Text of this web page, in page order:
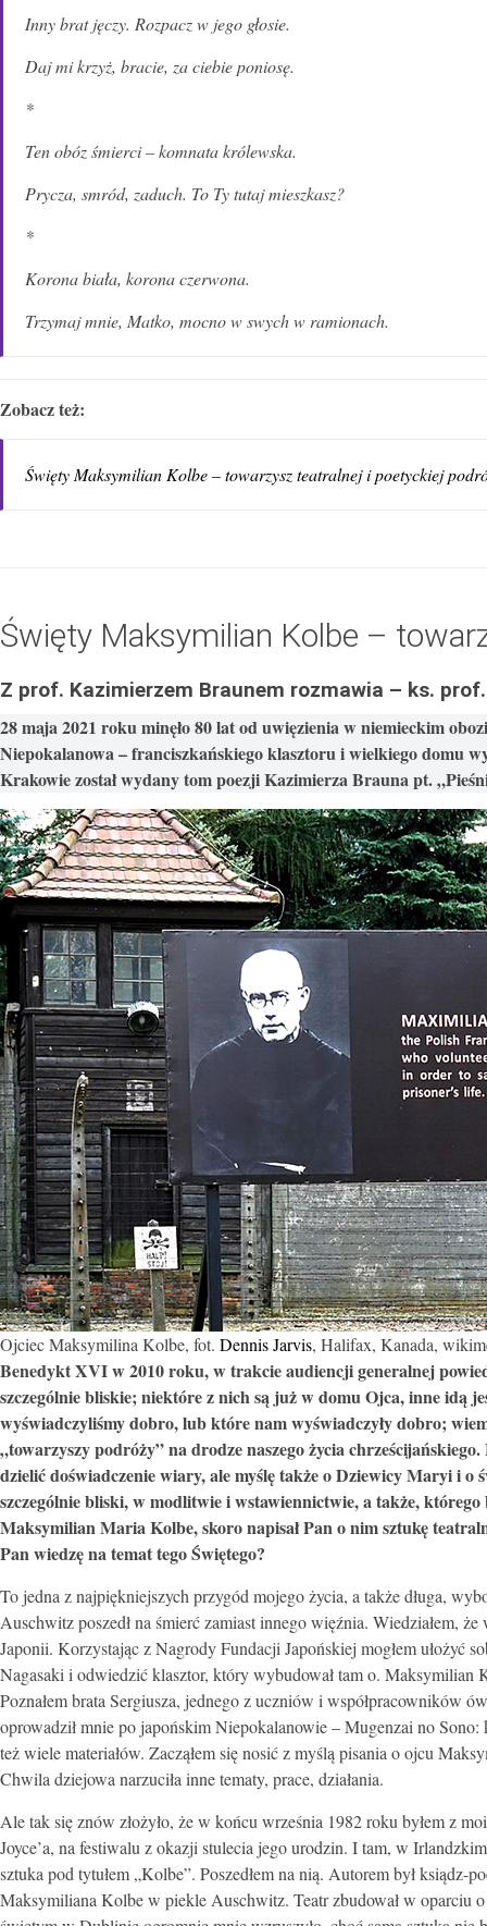
Inny brat jęczy. Rozpacz w jego głosie.
Daj mi krzyż, bracie, za ciebie poniosę.
*
Ten obóz śmierci – komnata królewska.
Prycza, smród, zaduch. To Ty tutaj mieszkasz?
*
Korona biała, korona czerwona.
Trzymaj mnie, Matko, mocno w swych w ramionach.
Zobacz też:
Święty Maksymilian Kolbe – towarzysz teatralnej i poetyckiej
Święty Maksymilian Kolbe –
Z prof. Kazimierzem Braunem rozmawia – ks.
28 maja 2021 roku minęło 80 lat od uwięzienia w niemieckim
Niepokalanowa – franciszkańskiego klasztoru i wielkiego domu
Krakowie został wydany tom poezji Kazimierza Brauna pt.
Ojciec Maksymilina Kolbe, fot. Dennis Jarvis, Halifax, Kanada,
Benedykt XVI w 2010 roku, w trakcie audiencji generalnej
szczególnie bliskie; niektóre z nich są już w domu Ojca, inne idą
wyświadczyliśmy dobro, lub które nam wyświadczyły dobro;
„towarzyszy podróży” na drodze naszego życia
dzielić doświadczenie wiary, ale myślę także o Dziewicy Maryi i
szczególnie bliski, w modlitwie i wstawiennictwie, a także,
Maksymilian Maria Kolbe, skoro napisał Pan o nim sztukę
Pan wiedzę na temat tego Świętego?
To jedna z najpiękniejszych przygód mojego życia, a także długa,
Auschwitz poszedł na śmierć zamiast innego więźnia. Wiedziałem,
Japonii. Korzystając z Nagrody Fundacji Japońskiej mogłem ułożyć
Nagasaki i odwiedzić klasztor, który wybudował tam o. Maksymilian
Poznałem brata Sergiusza, jednego z uczniów i współpracowników
oprowadził mnie po japońskim Niepokalanowie – Mugenzai no
też wiele materiałów. Zacząłem się nosić z myślą pisania o ojcu
Chwila dziejowa narzuciła inne tematy, prace, działania.
Ale tak się znów złożyło, że w końcu września 1982 roku byłem z
Joyce’a, na festiwalu z okazji stulecia jego urodzin. I tam, w
sztuka pod tytułem „Kolbe”. Poszedłem na nią. Autorem był
Maksymiliana Kolbe w piekle Auschwitz. Teatr zbudował w oparciu